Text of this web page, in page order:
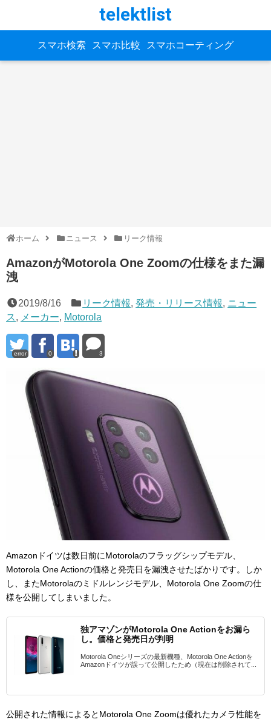
telektlist
スマホ検索 スマホ比較 スマホコーティング
ホーム ニュース リーク情報
AmazonがMotorola One Zoomの仕様をまた漏
洩
2019/8/16 リーク情報,発売・リリース情報, ニュー
ス, メーカー, Motorola
error 0 3
Amazonドイツは数日前にMotorolaのフラッグシップモデル、
Motorola One Actionの価格と発売日を漏洩させたばかりです。しか
し、またMotorolaのミドルレンジモデル、Motorola One Zoomの仕
様を公開してしまいました。
独アマゾンがMotorola One Actionをお漏ら
し。価格と発売日が判明
Motorola Oneシリーズの最新機種、Motorola One Actionを
Amazonドイツが誤って公開したため（現在は削除されて...
公開された情報によるとMotorola One Zoomは優れたカメラ性能を